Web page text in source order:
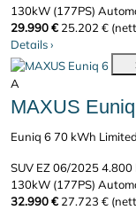
130kW (177PS)
29.990 € 25.202 €
Details›
A
MAXUS
Euniq 6 70 kWh Limited
SUV EZ 06/20254.800
130kW (177PS)
32.990 € 27.723 €